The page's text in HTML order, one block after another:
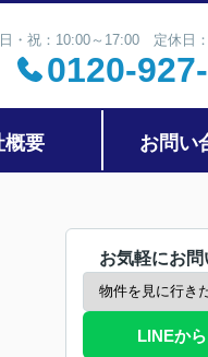
・祝：10:00～17:00 定休日
0120-
概要 お問い
お気軽にお
LINEか